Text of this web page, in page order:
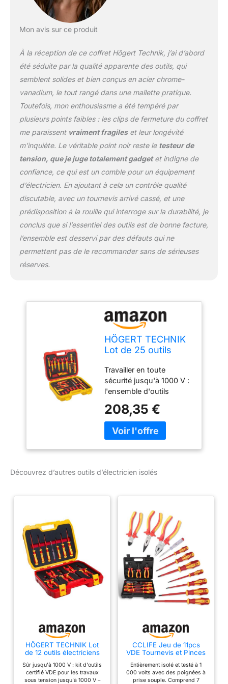
quotidien Emballage
pratique : livré dans une
boîte de rangement en
plastique robuste –
protège les outils et
facilite le transport vers le
lieu d'utilisation POUR
LES PROFESSIONNELS &
LES ARTISANTS : Idéal
pour la réparation,
l'entretien et l'installation
- Indispensable pour les
électriciens, les
personne qui doit
travailler en toute
sécurité sous tension
Mon avis sur ce produit
À la réception de ce coffret Högert Technik, j’ai d’abord
été séduite par la qualité apparente des outils, qui
semblent solides et bien conçus en acier chrome-
vanadium, le tout rangé dans une mallette pratique.
Toutefois, mon enthousiasme a été tempéré par
plusieurs points faibles : les clips de fermeture du coffret
me paraissent vraiment fragileset leur longévité
m’inquiète. Le véritable point noir reste le testeur de
tension, que je juge totalement gadgetet indigne de
confiance, ce qui est un comble pour un équipement
d’électricien. En ajoutant à cela un contrôle qualité
discutable, avec un tournevis arrivé cassé, et une
prédisposition à la rouille qui interroge sur la durabilité, je
conclus que si l’essentiel des outils est de bonne facture,
l’ensemble est desservi par des défauts qui ne
permettent pas de le recommander sans de sérieuses
réserves.
HÖGERT TECHNIK
Lot de 25 outils
1000 V tournevis
manuel, tournevis
plat et cruciforme,
pinces, test de
tension, coffret en
plastique
Travailler en toute
sécurité jusqu'à 1000 V :
l'ensemble d'outils
et approuvé pour les
travaux sous tension
jusqu'à 1000 V – Idéal
CONTENU DE 25 PIÈCES
isolé, une clé à fourche,
une douille, un couteau,
un testeur de tension, un
cliquet, une pince
combinée et une pince
coupante latérale -
parfait pour les
installations électriques
MATÉRIAUX ROBUSTES :
tournevis en acier S2
avec pointe magnétique,
chrome-vanadium -
durables, précis et
adaptés à un usage
quotidien Emballage
pratique : livré dans une
boîte de rangement en
208,35 €
Découvrez d’autres outils d’électricien isolés
HÖGERT TECHNIK Lot
de 12 outils électriciens
manuel, tournevis plat et
cruciforme, pinces, test
Sûr jusqu'à 1000 V : kit d'outils
certifié VDE pour les travaux
sous tension jusqu'à 1000 V –
CCLIFE Jeu de 11pcs
VDE Tournevis et Pinces
1000V avec testeur de
tension, Coffret tournevis
Entièrement isolé et testé à 1
000 volts avec des poignées à
prise souple. Comprend 7